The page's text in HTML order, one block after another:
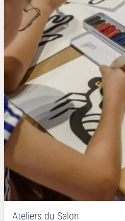
Ateliers du Salon